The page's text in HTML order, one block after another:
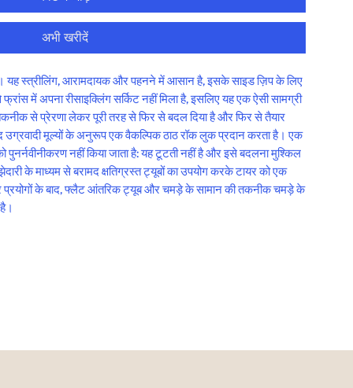
अभी खरीदें
यह स्त्रीलिंग, आरामदायक और पहनने में आसान है, इसके साइड ज़िप के लिए
में अपना रीसाइक्लिंग सर्किट नहीं मिला है, इसलिए यह एक ऐसी सामग्री
से प्रेरणा लेकर पूरी तरह से फिर से बदल दिया है और फिर से तैयार
उग्रवादी मूल्यों के अनुरूप एक वैकल्पिक ठाठ रॉक लुक प्रदान करता है। एक
पुनर्नवीनीकरण नहीं किया जाता है: यह टूटती नहीं है और इसे बदलना मुश्किल
के माध्यम से बरामद क्षतिग्रस्त ट्यूबों का उपयोग करके टायर को एक
प्रयोगों के बाद, फ्लैट आंतरिक ट्यूब और चमड़े के सामान की तकनीक चमड़े के